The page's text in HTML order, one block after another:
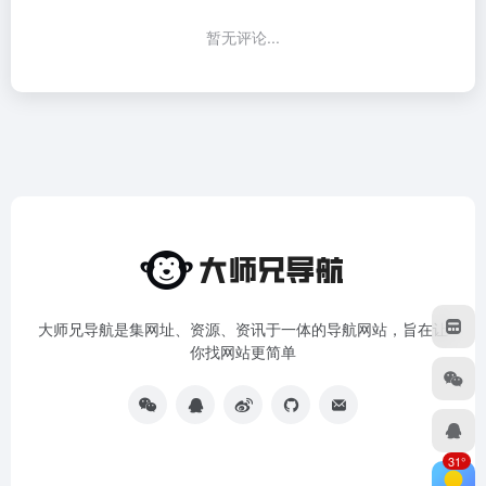
暂无评论...
大师兄导航是集网址、资源、资讯于一体的导航网站，旨在让
你找网站更简单
31°